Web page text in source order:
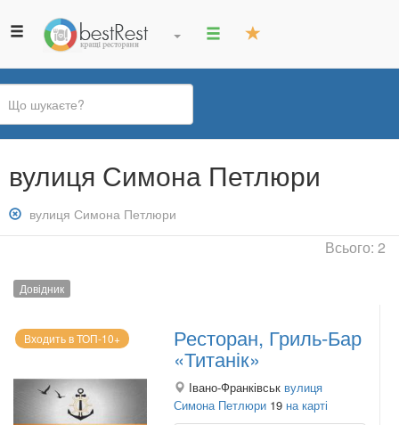
Ви
є
тут
вулиця Симона Петлюри
Зняти
фільтр:
Петлюри
вулиця Симона Петлюри
Всього: 2
Довідник
Входить в ТОП-10+ Ресторан, Гриль-Бар
«Титанік»
Івано-Франківськ вулиця
Симона Петлюри 19 на карті